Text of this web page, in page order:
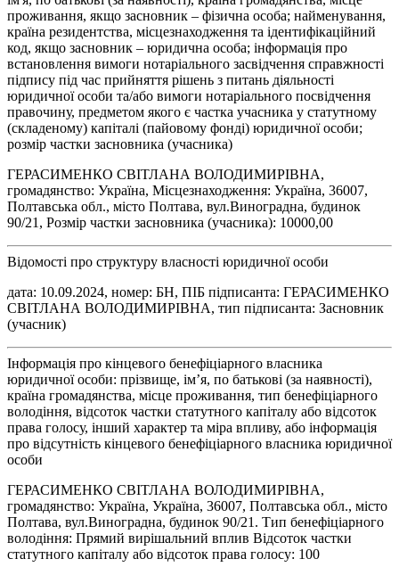
проживання, якщо засновник – фізична особа; найменування,
країна резидентства, місцезнаходження та ідентифікаційний
код, якщо засновник – юридична особа; інформація про
встановлення вимоги нотаріального засвідчення справжності
підпису під час прийняття рішень з питань діяльності
юридичної особи та/або вимоги нотаріального посвідчення
правочину, предметом якого є частка учасника у статутному
(складеному) капіталі (пайовому фонді) юридичної особи;
розмір частки засновника (учасника)
ГЕРАСИМЕНКО СВІТЛАНА ВОЛОДИМИРІВНА,
громадянство: Україна, Місцезнаходження: Україна, 36007,
Полтавська обл., місто Полтава, вул.Виноградна, будинок
90/21, Розмір частки засновника (учасника): 10000,00
Відомості про структуру власності юридичної особи
дата: 10.09.2024, номер: БН, ПІБ підписанта: ГЕРАСИМЕНКО
СВІТЛАНА ВОЛОДИМИРІВНА, тип підписанта: Засновник
(учасник)
Інформація про кінцевого бенефіціарного власника
юридичної особи: прізвище, ім’я, по батькові (за наявності),
країна громадянства, місце проживання, тип бенефіціарного
володіння, відсоток частки статутного капіталу або відсоток
права голосу, інший характер та міра впливу, або інформація
про відсутність кінцевого бенефіціарного власника юридичної
особи
ГЕРАСИМЕНКО СВІТЛАНА ВОЛОДИМИРІВНА,
громадянство: Україна, Україна, 36007, Полтавська обл., місто
Полтава, вул.Виноградна, будинок 90/21. Тип бенефіціарного
володіння: Прямий вирішальний вплив Відсоток частки
статутного капіталу або відсоток права голосу: 100